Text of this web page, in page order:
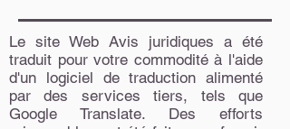
Le site Web Avis juridiques a été
traduit pour votre commodité à l'aide
d'un logiciel de traduction alimenté
par des services tiers, tels que
Google Translate. Des efforts